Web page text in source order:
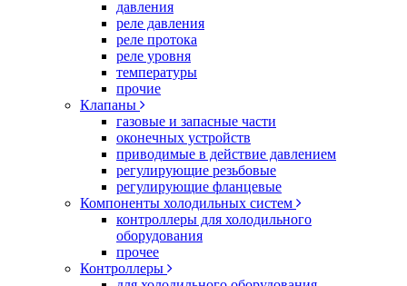
давления
реле давления
реле протока
реле уровня
температуры
прочие
Клапаны
газовые и запасные части
оконечных устройств
приводимые в действие давлением
регулирующие резьбовые
регулирующие фланцевые
Компоненты холодильных систем
контроллеры для холодильного
оборудования
прочее
Контроллеры